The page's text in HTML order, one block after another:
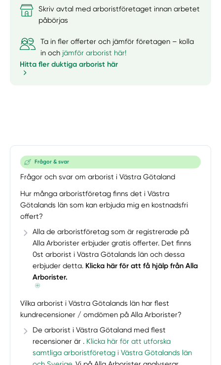
Skriv avtal med arboristföretaget innan arbetet
påbörjas
Ta in fler offerter och jämför företagen – kolla
in och jämför arborist här!
Hitta fler duktiga arborist här
Frågor & svar
Frågor och svar om arborist i Västra Götaland
Hur många arboristföretag finns det i Västra
Götalands län som kan erbjuda mig en kostnadsfri
offert?
Alla de arboristföretag som är registrerade på
Alla Arborister erbjuder gratis offerter. Det finns
0st arborist i Västra Götalands län och dessa
erbjuder detta. Klicka här för att få hjälp från Alla
Arborister.
Vilka arborist i Västra Götalands län har flest
kundrecensioner / omdömen på Alla Arborister?
De arborist i Västra Götaland med flest
recensioner är . Klicka här för att utforska
samtliga arboristföretag i Västra Götalands län